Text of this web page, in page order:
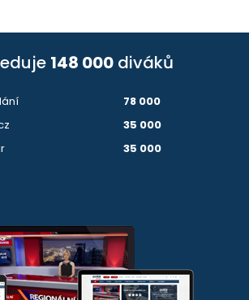
148 000 diváků
78 000
35 000
35 000